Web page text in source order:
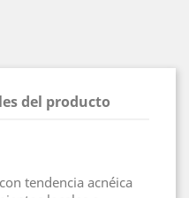
del producto
tendencia acnéica